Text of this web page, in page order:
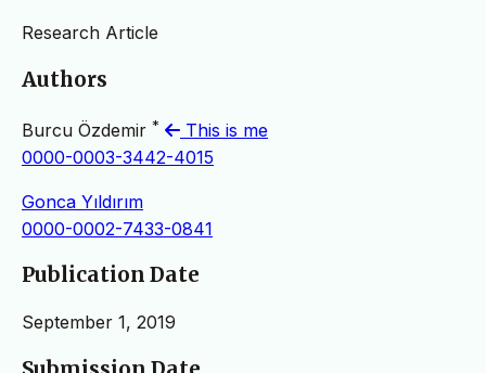
Research Article
Authors
Burcu Özdemir *
This is me
0000-0003-3442-4015
Gonca Yıldırım
0000-0002-7433-0841
Publication Date
September 1, 2019